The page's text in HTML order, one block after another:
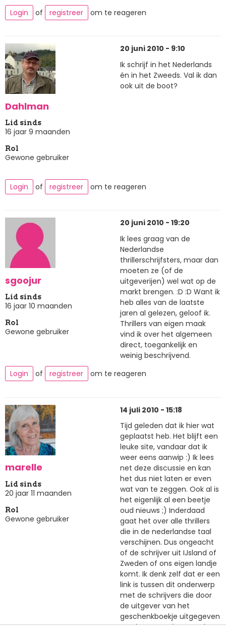
Login
of registreer om te reageren
Dahlman
Lid sinds
16 jaar 9 maanden
Rol
Gewone gebruiker
20 juni 2010 - 9:10
Ik schrijf in het Nederlands
én in het Zweeds. Val ik dan
ook uit de boot?
Login of registreer om te reageren
sgoojur
Lid sinds
16 jaar 10 maanden
Rol
Gewone gebruiker
20 juni 2010 - 19:20
Ik lees graag van de
Nederlandse
thrillerschrijfsters, maar dan
moeten ze (of de
uitgeverijen) wel wat op de
markt brengen. :D :D Want ik
heb alles van de laatste
jaren al gelezen, geloof ik.
Thrillers van eigen maak
vind ik over het algemeen
direct, toegankelijk en
weinig beschrijvend.
Login
of registreer om te reageren
marelle
Lid sinds
20 jaar 11 maanden
Rol
Gewone gebruiker
14 juli 2010 - 15:18
Tijd geleden dat ik hier wat
geplaatst heb. Het blijft een
leuke site, vandaar dat ik
weer eens aanwip :) Ik lees
net deze discussie en kan
het dus niet laten er even
wat van te zeggen. Ook al is
het eigenlijk al een beetje
oud nieuws ;) Inderdaad
gaat het over alle thrillers
die in de nederlandse taal
verschijnen. Dus ongeacht
of de schrijver uit IJsland of
Zweden of ons eigen landje
komt. Ik denk zelf dat er een
link is tussen dit onderwerp
met de schrijvers die door
de uitgever van het
geschenkboekje uitgegeven
worden. Daar zitten veel